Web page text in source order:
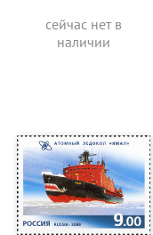
сейчас нет в
наличии